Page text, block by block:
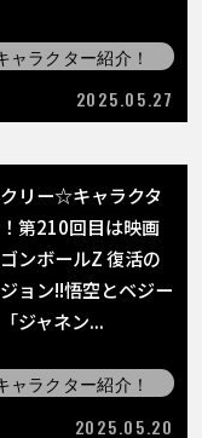
ラクター紹介！
2025.05.27
リー☆キャラクタ
第210回目は映画
ゴンボールZ 復活の
ョン!!悟空とベジー
ジャネン...
ラクター紹介！
2025.05.20